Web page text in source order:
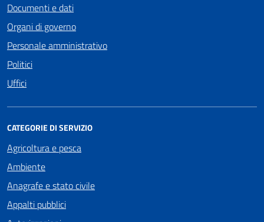
Documenti e dati
Organi di governo
Personale amministrativo
Politici
Uffici
CATEGORIE DI SERVIZIO
Agricoltura e pesca
Ambiente
Anagrafe e stato civile
Appalti pubblici